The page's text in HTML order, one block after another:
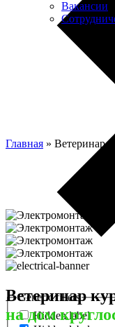
Generic filters
Hidden label
Вакансии
Главная » Ветеринар
Ветеринар
на дом